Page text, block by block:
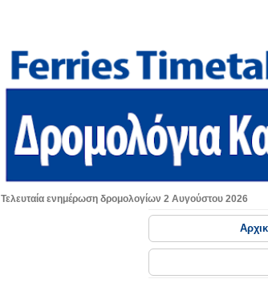
Τελευταία ενημέρωση δρομολογίων 2 Αυγούστου 2026